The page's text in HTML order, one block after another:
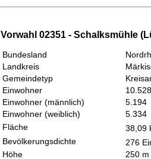
Vorwahl 02351 - Schalksmühle
Bundesland
Landkreis
Gemeindetyp
Einwohner
10.528
Einwohner (männlich)
5.194
Einwohner (weiblich)
5.334
Fläche
38,09
Bevölkerungsdichte
276
Höhe
250